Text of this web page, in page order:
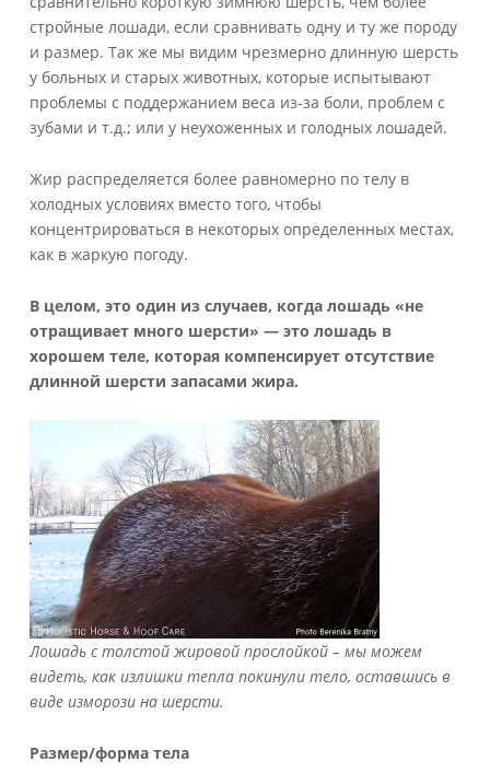
стройные лошади, если сравнивать одну и ту же породу
и размер. Так же мы видим чрезмерно длинную шерсть
у больных и старых животных, которые испытывают
проблемы с поддержанием веса из-за боли, проблем с
зубами и т.д.; или у неухоженных и голодных лошадей.
Жир распределяется более равномерно по телу в
холодных условиях вместо того, чтобы
концентрироваться в некоторых определенных местах,
как в жаркую погоду.
В целом, это один из случаев, когда лошадь «не
отращивает много шерсти» — это лошадь в
хорошем теле, которая компенсирует отсутствие
длинной шерсти запасами жира.
Лошадь с толстой жировой прослойкой – мы можем
видеть, как излишки тепла покинули тело, оставшись в
виде изморози на шерсти.
Размер/форма тела